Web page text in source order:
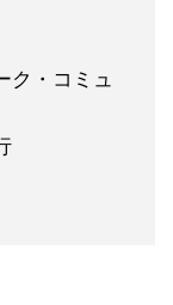
ク・コミュ